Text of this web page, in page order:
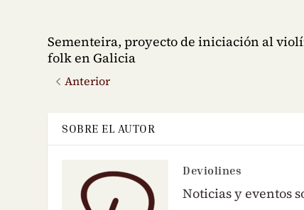
Sementeira, proyecto de iniciación al
folk en Galicia
Anterior
SOBRE EL AUTOR
Deviolines
Noticias y eventos